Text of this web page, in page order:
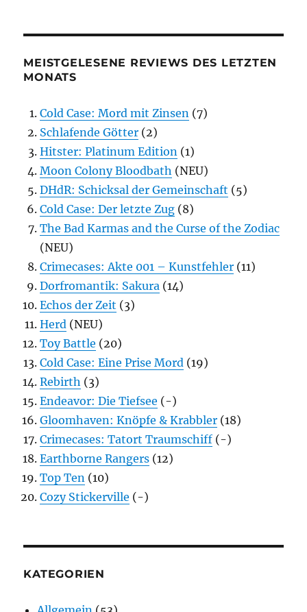
MEISTGELESENE REVIEWS DES LETZTEN
MONATS
Cold Case: Mord mit Zinsen (7)
Schlafende Götter (2)
Hitster: Platinum Edition (1)
Moon Colony Bloodbath (NEU)
DHdR: Schicksal der Gemeinschaft (5)
Cold Case: Der letzte Zug (8)
The Bad Karmas and the Curse of the Zodiac
(NEU)
Crimecases: Akte 001 – Kunstfehler (11)
Dorfromantik: Sakura (14)
Echos der Zeit (3)
Herd (NEU)
Toy Battle (20)
Cold Case: Eine Prise Mord (19)
Rebirth (3)
Endeavor: Die Tiefsee (-)
Gloomhaven: Knöpfe & Krabbler (18)
Crimecases: Tatort Traumschiff (-)
Earthborne Rangers (12)
Top Ten (10)
Cozy Stickerville (-)
KATEGORIEN